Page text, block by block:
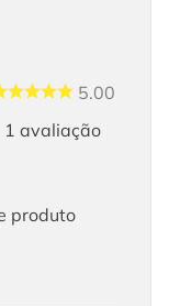
5.00
1avaliação
produto